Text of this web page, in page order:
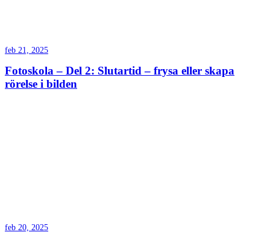
feb 21, 2025
Fotoskola – Del 2: Slutartid – frysa eller skapa
rörelse i bilden
feb 20, 2025